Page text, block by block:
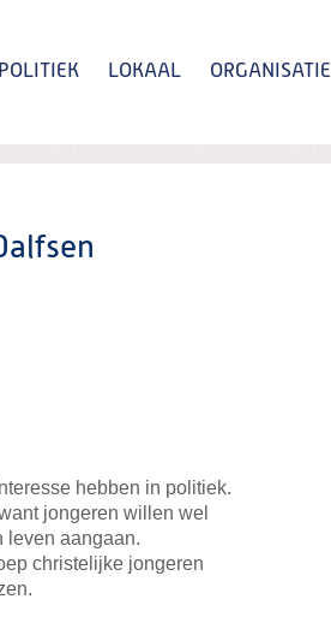
POLITIEK LOKAAL ORGANISATIE
hebben in politiek.
jongeren willen wel
leven aangaan.
christelijke jongeren